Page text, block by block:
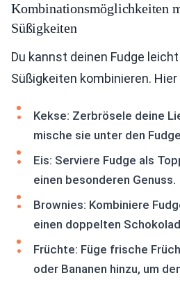
Kombinationsmöglichkeiten
Süßigkeiten
Du kannst deinen Fudge
Süßigkeiten kombinieren.
Kekse: Zerbrösele deine
mische sie unter den
Eis: Serviere Fudge als
einen besonderen Genuss.
Brownies: Kombiniere
einen doppelten
Früchte: Füge frische
oder Bananen hinzu, um